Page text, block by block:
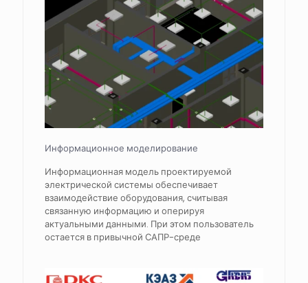
Информационное моделирование
Информационная модель проектируемой
электрической системы обеспечивает
взаимодействие оборудования, считывая
связанную информацию и оперируя
актуальными данными. При этом пользователь
остается в привычной САПР-среде